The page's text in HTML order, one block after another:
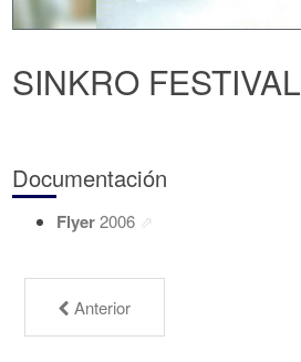
SINKRO FESTIVAL
Documentación
Flyer2006
Anterior